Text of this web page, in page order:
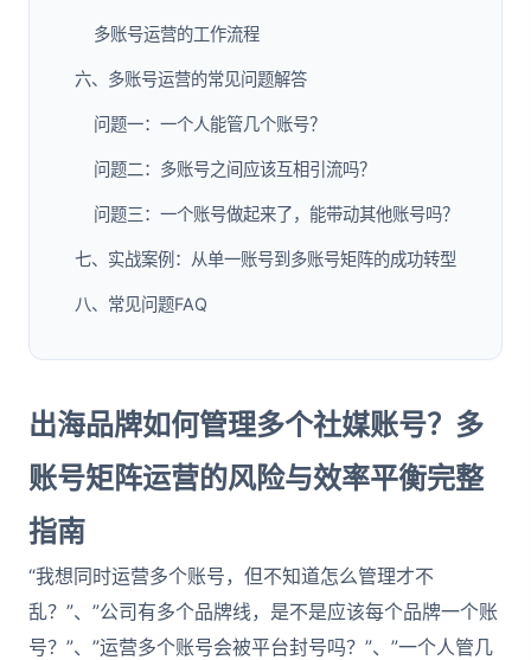
多账号运营的工作流程
六、多账号运营的常见问题解答
问题一：一个人能管几个账号？
问题二：多账号之间应该互相引流吗？
问题三：一个账号做起来了，能带动其他账号吗？
七、实战案例：从单一账号到多账号矩阵的成功转型
八、常见问题FAQ
出海品牌如何管理多个社媒账号？多
账号矩阵运营的风险与效率平衡完整
指南
“我想同时运营多个账号，但不知道怎么管理才不
乱？”、”公司有多个品牌线，是不是应该每个品牌一个账
号？”、”运营多个账号会被平台封号吗？”、”一个人管几